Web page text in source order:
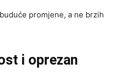
promjene, a ne brzih
i oprezan